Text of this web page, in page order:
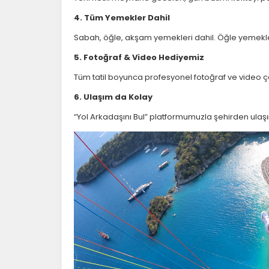
4. Tüm Yemekler Dahil
Sabah, öğle, akşam yemekleri dahil. Öğle
5. Fotoğraf & Video Hediyemiz
Tüm tatil boyunca profesyonel fotoğraf ve video
6. Ulaşım da Kolay
“Yol Arkadaşını Bul” platformumuzla şehirden